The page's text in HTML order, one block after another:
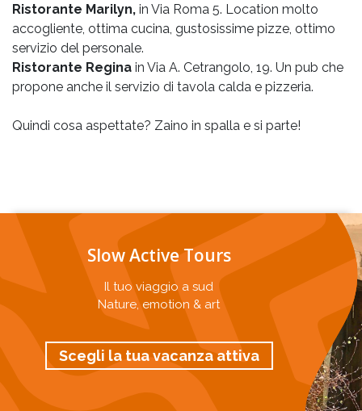
Ristorante Marilyn, in Via Roma 5. Location molto
accogliente, ottima cucina, gustosissime pizze, ottimo
servizio del personale.
Ristorante Regina in Via A. Cetrangolo, 19. Un pub che
propone anche il servizio di tavola calda e pizzeria.
Quindi cosa aspettate? Zaino in spalla e si parte!
Slow Active Tours
Il tuo viaggio a sud
Nature, emotion & art
Scegli la tua vacanza attiva